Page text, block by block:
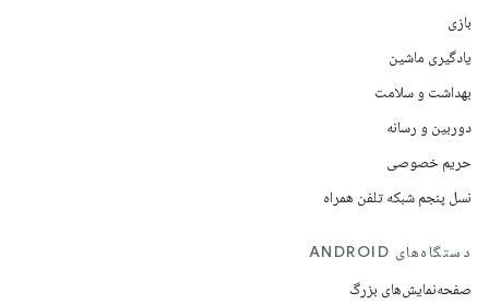
بازی
یادگیری ماشین
بهداشت و سلامت
دوربین و رسانه
حریم خصوصی
نسل پنجم شبکه تلفن همراه
دستگاه‌های ANDROID
صفحه‌نمایش‌های بزرگ